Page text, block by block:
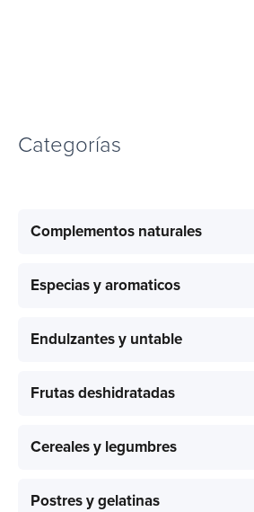
Categorías
Complementos naturales
Especias y aromaticos
Endulzantes y untable
Frutas deshidratadas
Cereales y legumbres
Postres y gelatinas